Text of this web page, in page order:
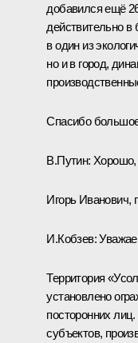
добавился ещё
действительно в
в один из
но и в город,
Спасибо
В.Путин: Хорошо,
Игорь Иванович,
И.Кобзев:
Территория
установлено
посторонних
субъектов,